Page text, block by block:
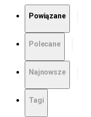
Powiązane
Polecane
Najnowsze
Tagi